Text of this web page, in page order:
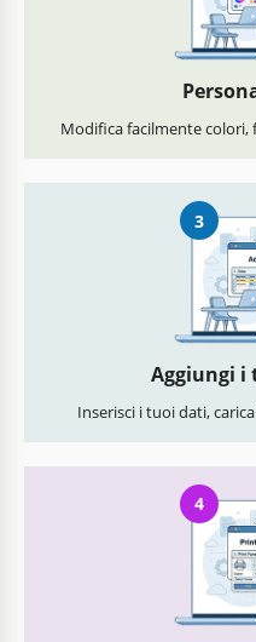
Modifica facilmente
3
Aggiungi
Inserisci i tuoi dati,
4